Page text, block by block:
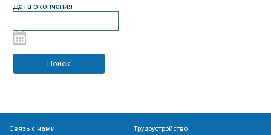
Дата окончания
Связь с нами
Трудоустройство